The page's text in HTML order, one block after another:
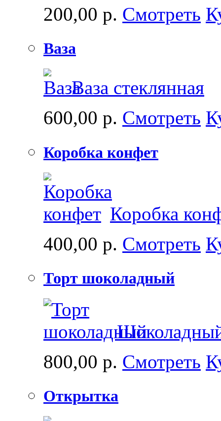
200,00 р. Смотреть
Ваза
Ваза стеклянная
600,00 р. Смотреть
Коробка конфет
Коробка
400,00 р. Смотреть
Торт шоколадный
800,00 р. Смотреть
Открытка